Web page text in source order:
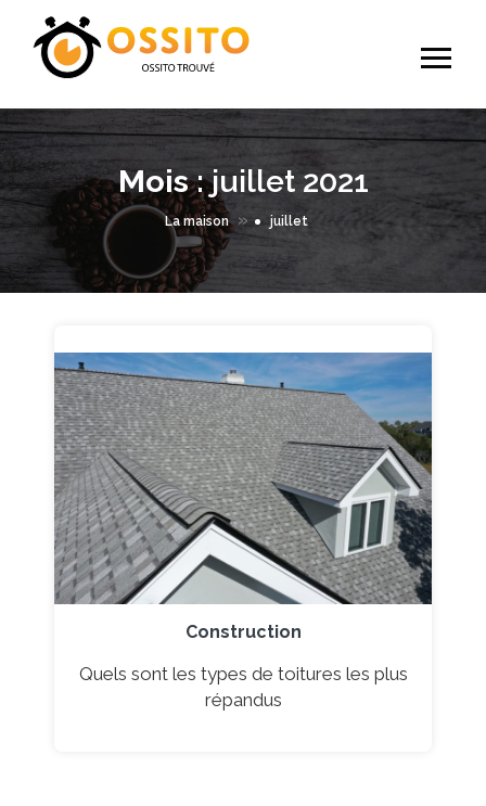
Mois :juillet 2021
La maison » juillet
Construction
Quels sont les types de toitures les plus
répandus